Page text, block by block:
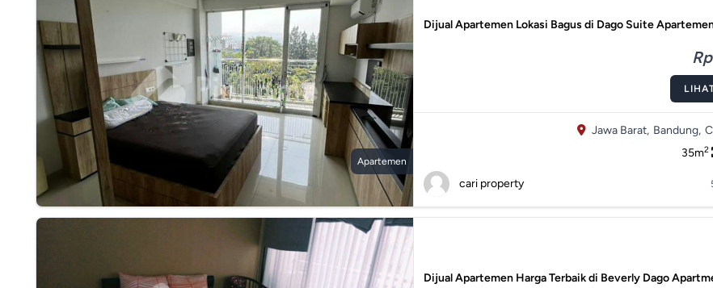
Apartemen
Dijual Apartemen Lokasi Bagus di Dago Suite
Jawa Barat, Bandung,
35m2
cari property
Dijual Apartemen Harga Terbaik di Beverly Dago